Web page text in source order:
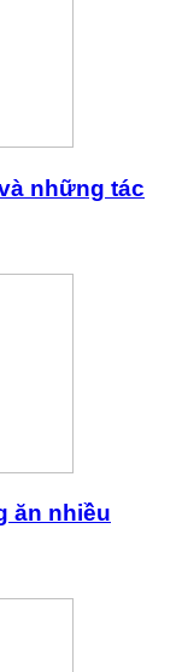
những tác
ăn nhiều